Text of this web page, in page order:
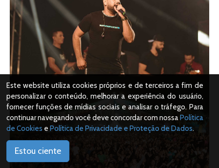
Este website utiliza cookies próprios e de terceiros a fim de
personalizar o conteúdo, melhorar a experiência do usuário,
fornecer funções de mídias sociais e analisar o tráfego. Para
continuar navegando você deve concordar com nossaPolítica
de Cookies e Política de Privacidade e Proteção de Dados.
Estou ciente